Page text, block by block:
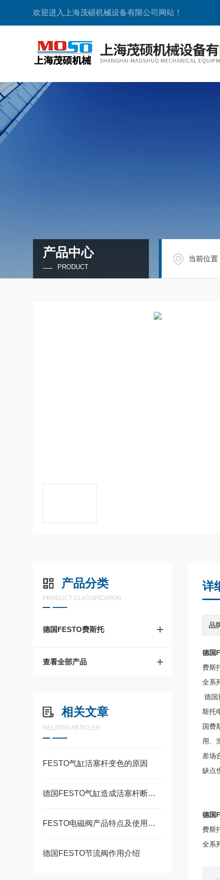
欢迎进入上海茂硕机械设备有限公司网站！
产品中心
PRODUCT
当前位置
产品分类
PRODUCT CLASSIFICATION
德国FESTO费斯托
查看全部产品
相关文章
RELATED ARTICLES
FESTO气缸活塞杆变色的原因
德国FESTO气缸造成活塞杆断裂的常见原因
FESTO电磁阀产品特点及使用要求
德国FESTO节流阀作用介绍
详
品
德国
费斯
全系
德国
斯托
国费
用、
差场
缺点
德国
费斯
全系